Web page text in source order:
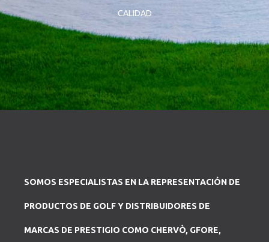
CALIDAD
SOMOS ESPECIALISTAS EN LA REPRESENTACIÓN DE
PRODUCTOS DE GOLF Y DISTRIBUIDORES DE
MARCAS DE PRESTIGIO COMO CHERVÒ, GFORE,